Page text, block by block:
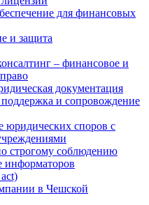
для финансовых
и защита
– финансовое и
документация
и сопровождение
юридических споров с
строгому соблюдению
информаторов
в Чешской